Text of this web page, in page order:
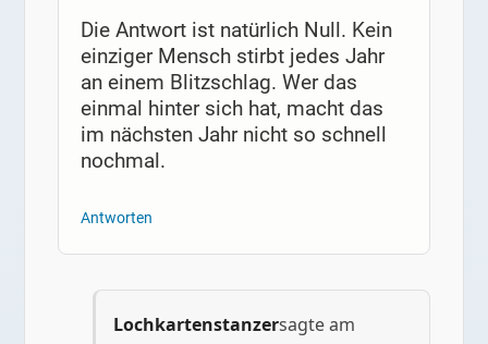
Die Antwort ist natürlich Null. Kein
einziger Mensch stirbt jedes Jahr
an einem Blitzschlag. Wer das
einmal hinter sich hat, macht das
im nächsten Jahr nicht so schnell
nochmal.
Antworten
Lochkartenstanzersagte am